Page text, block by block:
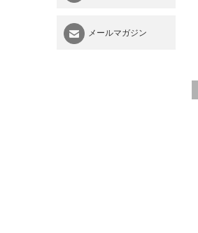
メールマガジン